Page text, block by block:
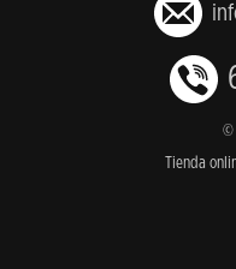
©
Tienda